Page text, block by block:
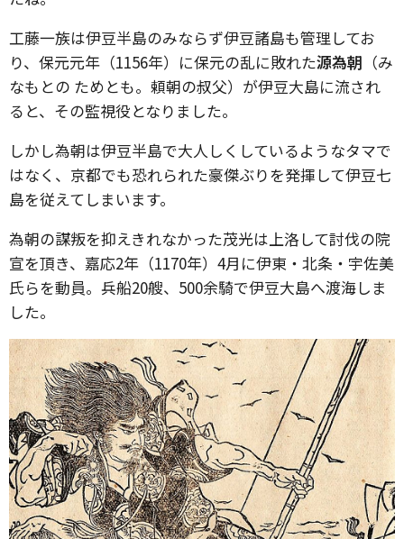
工藤一族は伊豆半島のみならず伊豆諸島も管理してお
り、保元元年（1156年）に保元の乱に敗れた源為朝 （み
なもとの ためとも。頼朝の叔父）が伊豆大島に流され
ると、その監視役となりました。
しかし為朝は伊豆半島で大人しくしているようなタマで
はなく、京都でも恐れられた豪傑ぶりを発揮して伊豆七
島を従えてしまいます。
為朝の謀叛を抑えきれなかった茂光は上洛して討伐の院
宣を頂き、嘉応2年（1170年）4月に伊東・北条・宇佐美
氏らを動員。兵船20艘、500余騎で伊豆大島へ渡海しま
した。